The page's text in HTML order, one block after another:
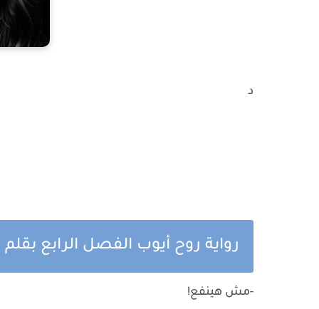
د
رواية روح أيوب الفصل الرابع بقلم
-مش هينفع!